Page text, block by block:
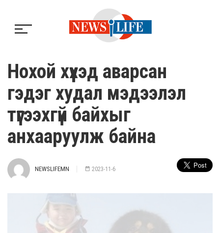
Нохой хүүхэд аварсан
гэдэг худал мэдээлэл
түгээхгүй байхыг
анхааруулж байна
NEWSLIFEMN 2023-11-6